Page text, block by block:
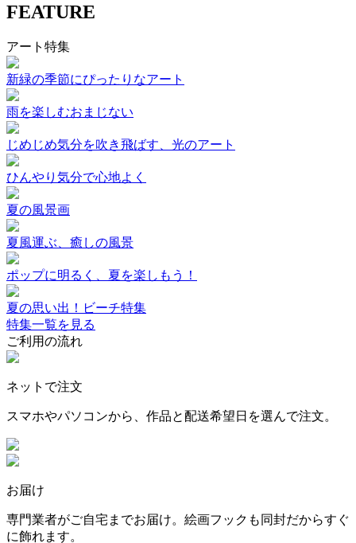
FEATURE
アート特集
新緑の季節にぴったりなアート
雨を楽しむおまじない
じめじめ気分を吹き飛ばす、光のアート
ひんやり気分で心地よく
夏の風景画
夏風運ぶ、癒しの風景
ポップに明るく、夏を楽しもう！
夏の思い出！ビーチ特集
特集一覧を見る
ご利用の流れ
ネットで注文
スマホやパソコンから、作品と配送希望日を選んで注文。
お届け
専門業者がご自宅までお届け。絵画フックも同封だからすぐ
に飾れます。